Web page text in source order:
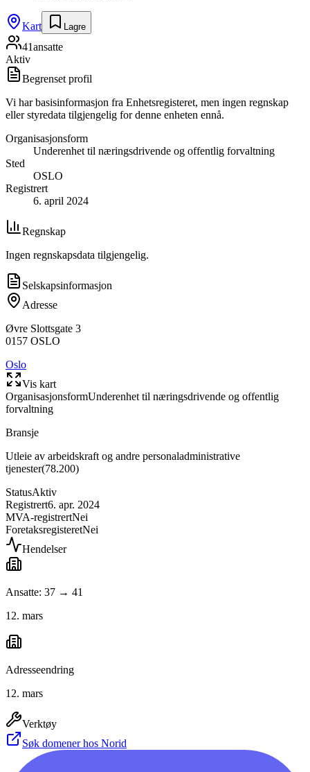
Kart Lagre
41ansatte
Aktiv
Begrenset profil
Vi har basisinformasjon fra Enhetsregisteret, men ingen regnskap
eller styredata tilgjengelig for denne enheten ennå.
Organisasjonsform
Underenhet til næringsdrivende og offentlig forvaltning
Sted
OSLO
Registrert
6. april 2024
Regnskap
Ingen regnskapsdata tilgjengelig.
Selskapsinformasjon
Adresse
Øvre Slottsgate 3
0157 OSLO
Oslo
Vis kart
OrganisasjonsformUnderenhet til næringsdrivende og offentlig
forvaltning
Bransje
Utleie av arbeidskraft og andre personaladministrative
tjenester(78.200)
StatusAktiv
Registrert6. apr. 2024
MVA-registrertNei
ForetaksregisteretNei
Hendelser
Ansatte: 37 → 41
12. mars
Adresseendring
12. mars
Verktøy
Søk domener hos Norid